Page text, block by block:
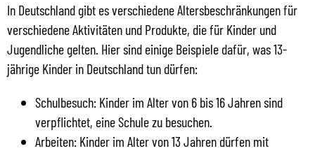
In Deutschland gibt es verschiedene Altersbeschränkungen für
verschiedene Aktivitäten und Produkte, die für Kinder und
Jugendliche gelten. Hier sind einige Beispiele dafür, was 13-
jährige Kinder in Deutschland tun dürfen:
Schulbesuch: Kinder im Alter von 6 bis 16 Jahren sind
verpflichtet, eine Schule zu besuchen.
Arbeiten: Kinder im Alter von 13 Jahren dürfen mit